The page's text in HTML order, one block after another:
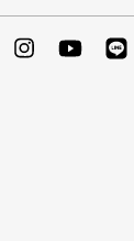
FacebookInstagramYouTube